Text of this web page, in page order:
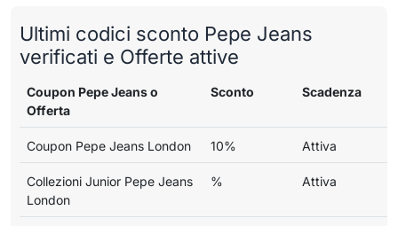
Ultimi codici sconto Pepe Jeans
verificati e Offerte attive
Coupon Pepe Jeans o
Offerta
Sconto Scadenza
Coupon Pepe Jeans London 10% Attiva
Collezioni Junior Pepe Jeans
London
% Attiva